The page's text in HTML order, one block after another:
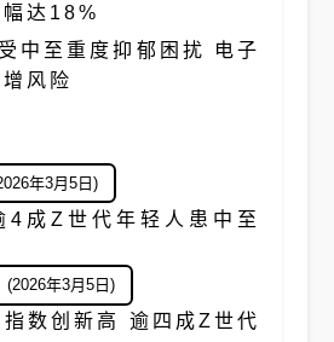
达18%
中至重度抑郁困扰 电子
风险
年3月5日)
4成Z世代年轻人患中至
(2026年3月5日)
数创新高 逾四成Z世代